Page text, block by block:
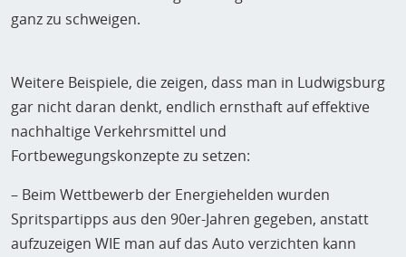
ganz zu schweigen.
Weitere Beispiele, die zeigen, dass man in Ludwigsburg
gar nicht daran denkt, endlich ernsthaft auf effektive
nachhaltige Verkehrsmittel und
Fortbewegungskonzepte zu setzen:
– Beim Wettbewerb der Energiehelden wurden
Spritspartipps aus den 90er-Jahren gegeben, anstatt
aufzuzeigen WIE man auf das Auto verzichten kann